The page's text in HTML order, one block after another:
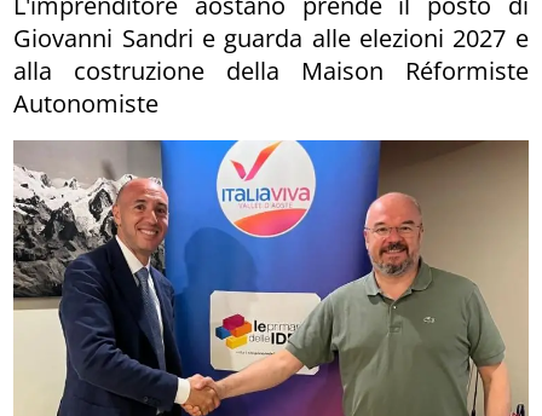
Giovanni Sandri e guarda alle elezioni 2027 e
alla costruzione della Maison Réformiste
Autonomiste